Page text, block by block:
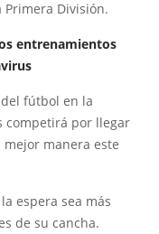
Primera División.
entrenamientos
fútbol en la
competirá por llegar
manera este
espera sea más
de su cancha.